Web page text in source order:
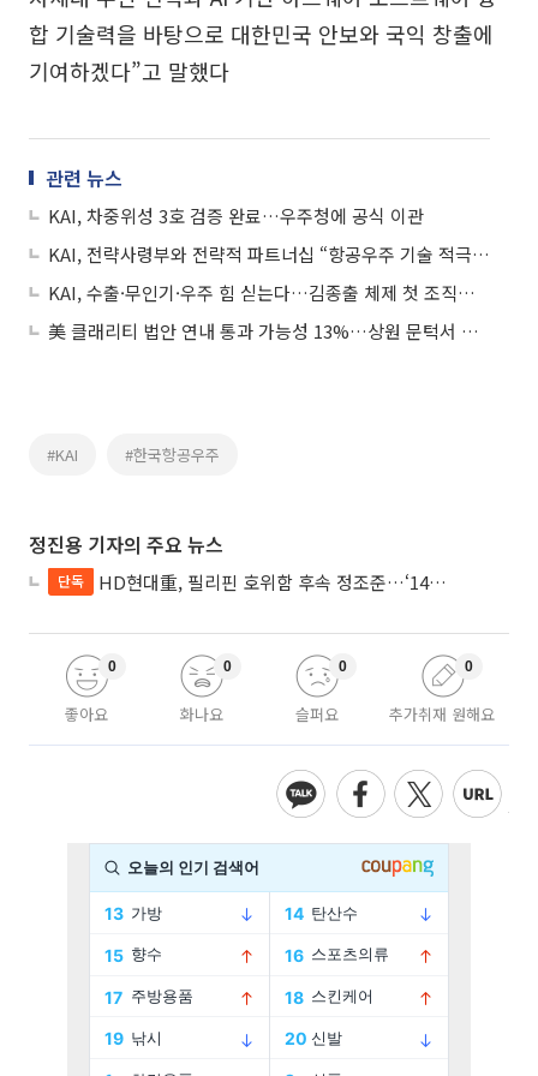
합 기술력을 바탕으로 대한민국 안보와 국익 창출에
기여하겠다”고 말했다
관련 뉴스
KAI, 차중위성 3호 검증 완료…우주청에 공식 이관
KAI, 전략사령부와 전략적 파트너십 “항공우주 기술 적극 공유”
KAI, 수출·무인기·우주 힘 싣는다…김종출 체제 첫 조직개편
美 클래리티 법안 연내 통과 가능성 13%…상원 문턱서 제동
#KAI #한국항공우주
정진용 기자의 주요 뉴스
단독 HD현대重, 필리핀 호위함 후속 정조준…‘14척+α’ 싹쓸이 노린다
좋아요
0
화나요
0
슬퍼요
0
추가취재 원해요
0